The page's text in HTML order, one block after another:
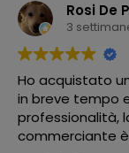
Rosi De
3
Ho acquistato
in breve tempo
professionalità,
commerciante